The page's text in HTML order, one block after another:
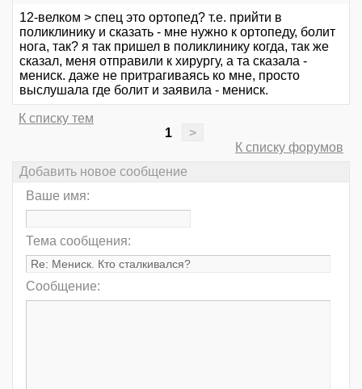
12-велком > спец это ортопед? т.е. прийти в
поликлинику и сказать - мне нужно к ортопеду, болит
нога, так? я так пришел в поликлинику когда, так же
сказал, меня отправили к хирургу, а та сказала -
мениск. даже не притрагиваясь ко мне, просто
выслушала где болит и заявила - мениск.
К списку тем
1
>
К списку форумов
Добавить новое сообщение
Ваше имя:
Тема сообщения:
Сообщение: